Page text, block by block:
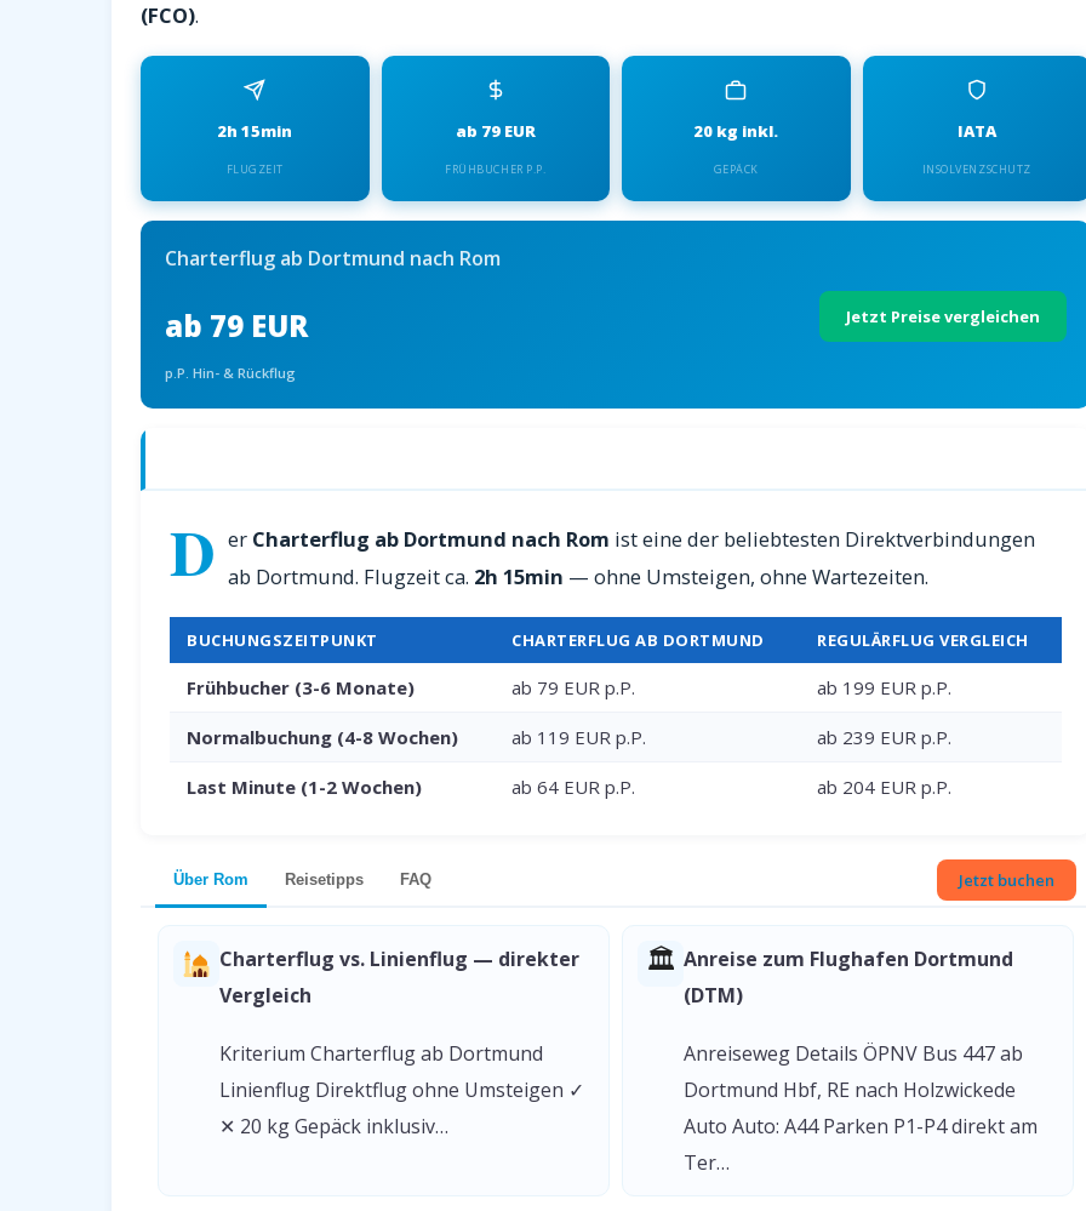
(FCO).
2h 15min
FLUGZEIT
ab 79 EUR
FRÜHBUCHER P.P.
20 kg inkl.
GEPÄCK
IATA
INSOLVENZSCHUTZ
Charterflug ab Dortmund nach Rom
ab 79 EUR
p.P. Hin- & Rückflug
Jetzt Preise vergleichen
D er Charterflug ab Dortmund nach Rom ist eine der beliebtesten Direktverbindungen
ab Dortmund. Flugzeit ca. 2h 15min — ohne Umsteigen, ohne Wartezeiten.
BUCHUNGSZEITPUNKT CHARTERFLUG AB DORTMUND REGULÄRFLUG VERGLEICH
Frühbucher (3-6 Monate) ab 79 EUR p.P. ab 199 EUR p.P.
Normalbuchung (4-8 Wochen) ab 119 EUR p.P. ab 239 EUR p.P.
Last Minute (1-2 Wochen) ab 64 EUR p.P. ab 204 EUR p.P.
Über Rom Reisetipps FAQ Jetzt buchen
Charterflug vs. Linienflug — direkter
Vergleich
Kriterium Charterflug ab Dortmund
Linienflug Direktflug ohne Umsteigen ✓
✕ 20 kg Gepäck inklusiv…
🏛 Anreise zum Flughafen Dortmund
(DTM)
Anreiseweg Details ÖPNV Bus 447 ab
Dortmund Hbf, RE nach Holzwickede
Auto Auto: A44 Parken P1-P4 direkt am
Ter…